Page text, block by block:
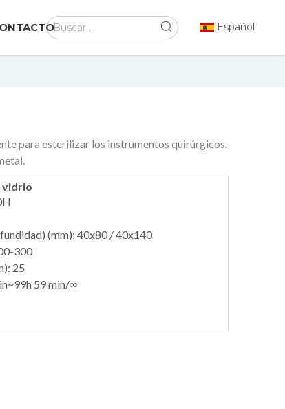
Español
para esterilizar los instrumentos quirúrgicos.
vidrio
(mm): 40x80 / ​​40x140
300
25
59 min/∞